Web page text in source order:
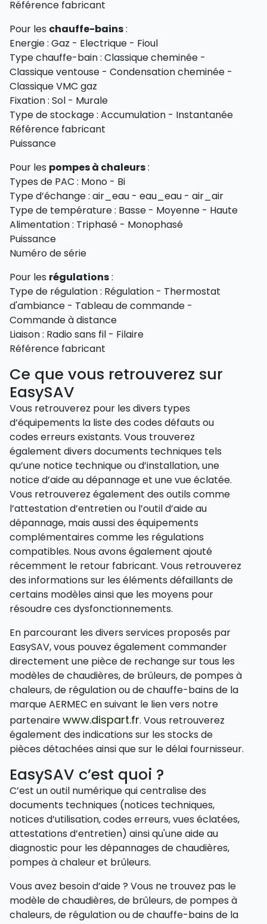
Référence fabricant
Pour les chauffe-bains:
Energie : Gaz - Electrique - Fioul
Type chauffe-bain : Classique cheminée -
Classique ventouse - Condensation cheminée -
Classique VMC gaz
Fixation : Sol - Murale
Type de stockage : Accumulation - Instantanée
Référence fabricant
Puissance
Pour les pompes à chaleurs:
Types de PAC : Mono - Bi
Type d’échange : air_eau - eau_eau - air_air
Type de température : Basse - Moyenne - Haute
Alimentation : Triphasé - Monophasé
Puissance
Numéro de série
Pour les régulations:
Type de régulation : Régulation - Thermostat
d'ambiance - Tableau de commande -
Commande à distance
Liaison : Radio sans fil - Filaire
Référence fabricant
Ce que vous retrouverez sur
EasySAV
Vous retrouverez pour les divers types
d’équipements la liste des codes défauts ou
codes erreurs existants. Vous trouverez
également divers documents techniques tels
qu’une notice technique ou d’installation, une
notice d’aide au dépannage et une vue éclatée.
Vous retrouverez également des outils comme
l’attestation d’entretien ou l’outil d’aide au
dépannage, mais aussi des équipements
complémentaires comme les régulations
compatibles. Nous avons également ajouté
récemment le retour fabricant. Vous retrouverez
des informations sur les éléments défaillants de
certains modèles ainsi que les moyens pour
résoudre ces dysfonctionnements.
En parcourant les divers services proposés par
EasySAV, vous pouvez également commander
directement une pièce de rechange sur tous les
modèles de chaudières, de brûleurs, de pompes à
chaleurs, de régulation ou de chauffe-bains de la
marque AERMEC en suivant le lien vers notre
partenairewww.dispart.fr. Vous retrouverez
également des indications sur les stocks de
pièces détachées ainsi que sur le délai fournisseur.
EasySAV c’est quoi ?
C’est un outil numérique qui centralise des
documents techniques (notices techniques,
notices d’utilisation, codes erreurs, vues éclatées,
attestations d’entretien) ainsi qu'une aide au
diagnostic pour les dépannages de chaudières,
pompes à chaleur et brûleurs.
Vous avez besoin d’aide ? Vous ne trouvez pas le
modèle de chaudières, de brûleurs, de pompes à
chaleurs, de régulation ou de chauffe-bains de la